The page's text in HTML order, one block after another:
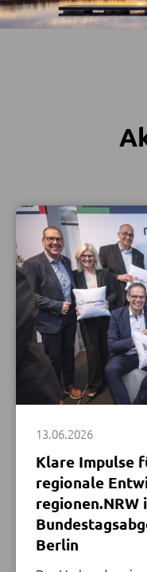
13.06.2026
Klare Impulse
regionale
regionen.NRW
Berlin